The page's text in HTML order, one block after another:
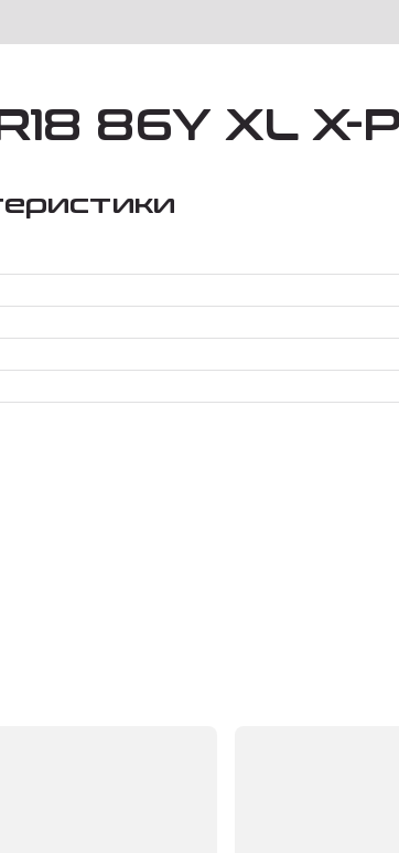
86Y XL X-